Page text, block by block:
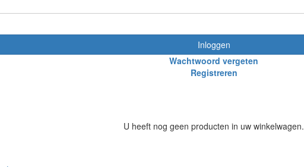
Inloggen
Wachtwoord vergeten
Registreren
U heeft nog geen producten in uw winkelwagen.